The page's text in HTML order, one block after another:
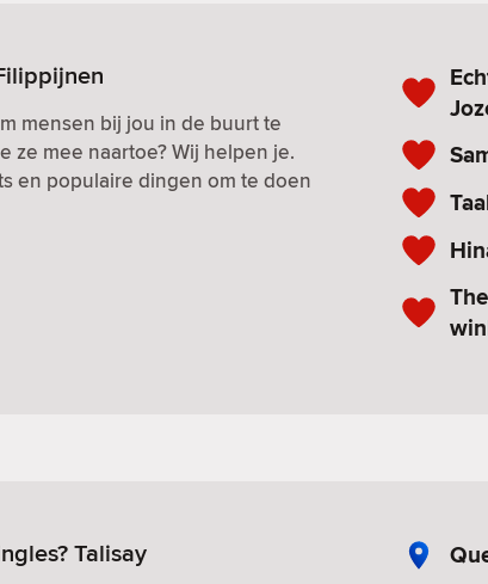
mensen bij jou in de buurt te
ze mee naartoe? Wij helpen je.
en populaire dingen om te doen
Talisay